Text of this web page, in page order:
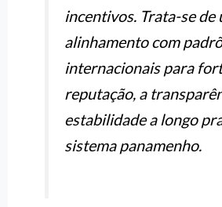
incentivos. Trata-se de
alinhamento com
internacionais para
reputação, a
estabilidade a longo
sistema panamenho.